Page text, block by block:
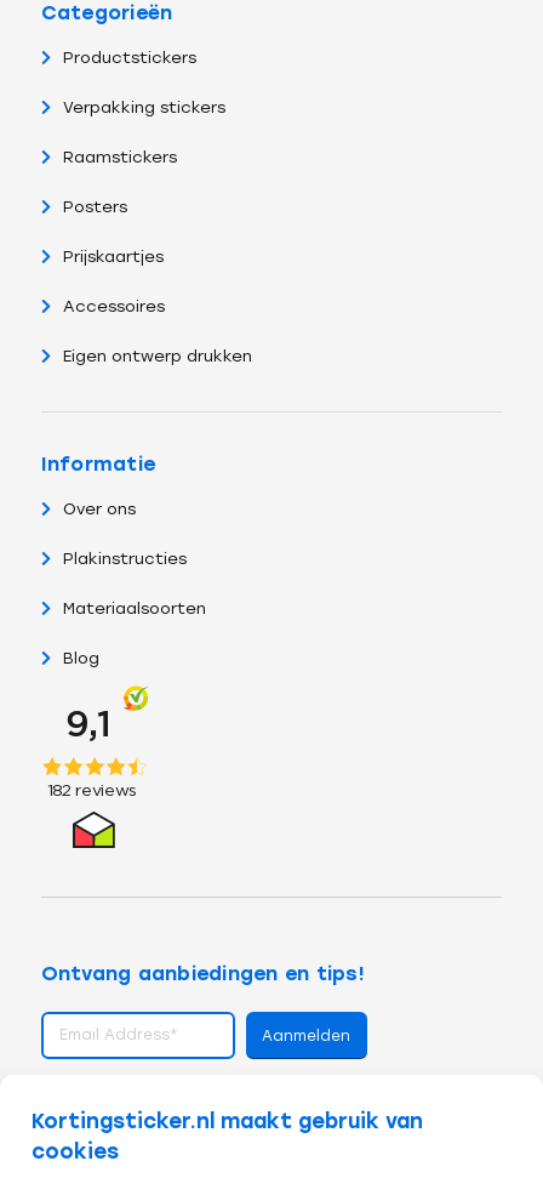
Kortingsticker.nl maakt gebruik van
cookies
Categorieën
Productstickers
Verpakking stickers
Raamstickers
Posters
Prijskaartjes
Accessoires
Eigen ontwerp drukken
Informatie
Over ons
Plakinstructies
Materiaalsoorten
Blog
Ontvang aanbiedingen en tips!